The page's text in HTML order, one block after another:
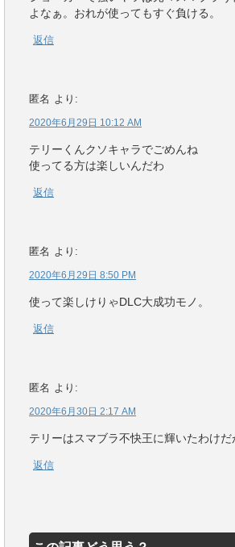
よなぁ。おれが使ってもすぐ負ける。
返信
匿名 より:
2020年6月29日 10:12 AM
テリーくんクソキャラでごめんね
使ってる方は楽しいんだわ
返信
匿名 より:
2020年6月29日 8:50 PM
使って楽しけりゃDLC大成功モノ。
返信
匿名 より:
2020年6月30日 2:17 AM
テリーはスマブラ不快王に輝いたわけだ
返信